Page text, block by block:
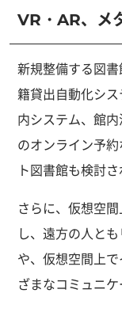
VR・AR、メ
新規整備する図
籍貸出自動化シ
内システム、館
のオンライン予
ト図書館も検討さ
さらに、仮想空
し、遠方の人と
や、仮想空間上
ざまなコミュニ